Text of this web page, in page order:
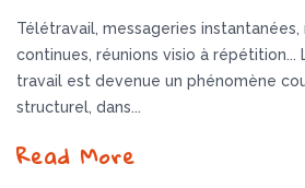
Télétravail, messageries
continues, réunions visio à répétition...
travail est devenue un phénomène
structurel, dans...
Read More